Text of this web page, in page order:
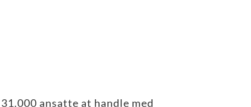
ansatte at handle med